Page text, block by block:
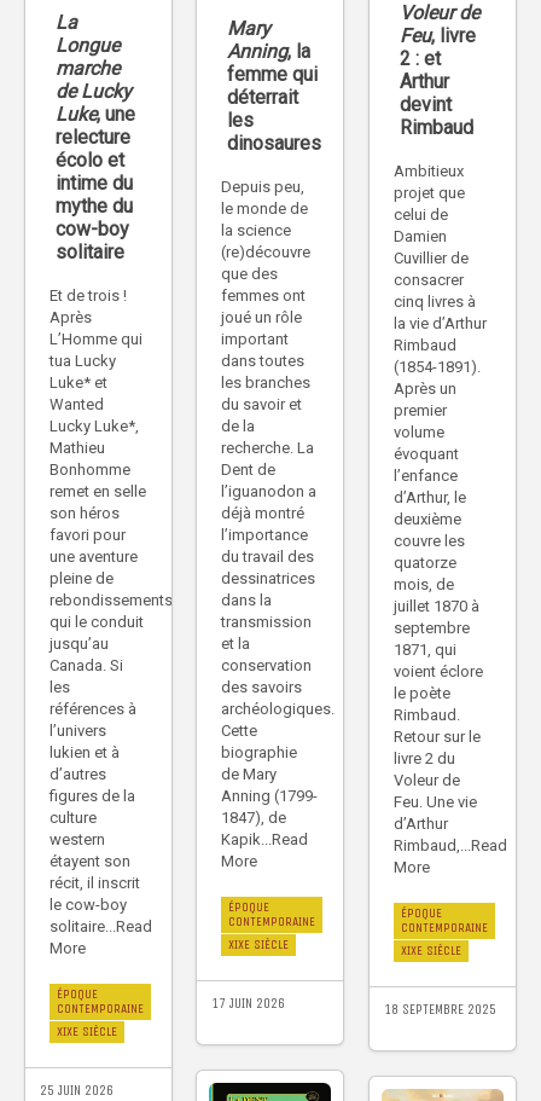
La
Longue
marche
de Lucky
Luke, une
relecture
écolo et
intime du
mythe du
cow-boy
solitaire
Et de trois !
Après
L’Homme qui
tua Lucky
Luke* et
Wanted
Lucky Luke*,
Mathieu
Bonhomme
remet en selle
son héros
favori pour
une aventure
pleine de
rebondissements
qui le conduit
jusqu’au
Canada. Si
les
références à
l’univers
lukien et à
d’autres
figures de la
culture
western
étayent son
récit, il inscrit
le cow-boy
solitaire...Read
More
ÉPOQUE
CONTEMPORAINE
XIXE SIÈCLE
25 JUIN 2026
Mary
Anning, la
femme qui
déterrait
les
dinosaures
Depuis peu,
le monde de
la science
(re)découvre
que des
femmes ont
joué un rôle
important
dans toutes
les branches
du savoir et
de la
recherche. La
Dent de
l’iguanodon a
déjà montré
l’importance
du travail des
dessinatrices
dans la
transmission
et la
conservation
des savoirs
archéologiques.
Cette
biographie
de Mary
Anning (1799-
1847), de
Kapik...Read
More
ÉPOQUE
CONTEMPORAINE
XIXE SIÈCLE
17 JUIN 2026
Voleur de
Feu, livre
2 : et
Arthur
devint
Rimbaud
Ambitieux
projet que
celui de
Damien
Cuvillier de
consacrer
cinq livres à
la vie d’Arthur
Rimbaud
(1854-1891).
Après un
premier
volume
évoquant
l’enfance
d’Arthur, le
deuxième
couvre les
quatorze
mois, de
juillet 1870 à
septembre
1871, qui
voient éclore
le poète
Rimbaud.
Retour sur le
livre 2 du
Voleur de
Feu. Une vie
d’Arthur
Rimbaud,...Read
More
ÉPOQUE
CONTEMPORAINE
XIXE SIÈCLE
18 SEPTEMBRE 2025